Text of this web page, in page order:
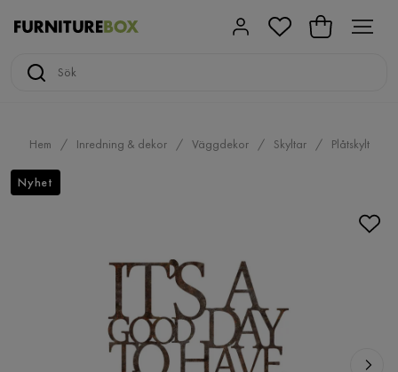
Hem Inredning & dekor Väggdekor Skyltar Plåtskylt
Nyhet